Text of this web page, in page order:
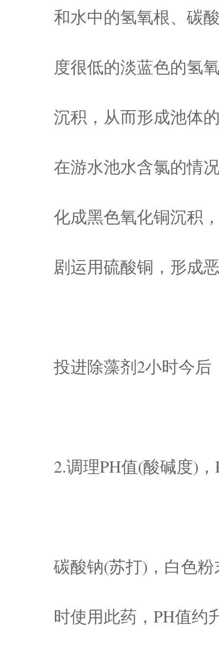
和水中的氢氧根、碳
度很低的淡蓝色的氢
沉积，从而形成池体
在游水池水含氯的情
化成黑色氧化铜沉积
剧运用硫酸铜，形成
投进除藻剂2小时今
2.调理PH值(酸碱度)
碳酸钠(苏打)，白色
时使用此药，PH值约